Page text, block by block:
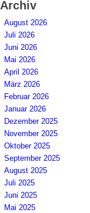
Archiv
August 2026
Juli 2026
Juni 2026
Mai 2026
April 2026
März 2026
Februar 2026
Januar 2026
Dezember 2025
November 2025
Oktober 2025
September 2025
August 2025
Juli 2025
Juni 2025
Mai 2025